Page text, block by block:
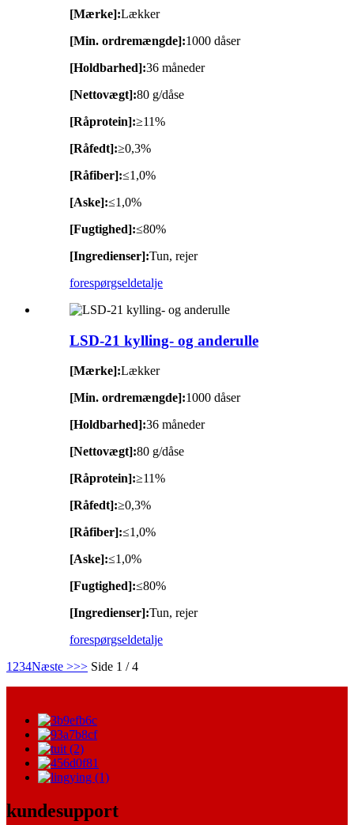
[Mærke]:Lækker
[Min. ordremængde]:1000 dåser
[Holdbarhed]:36 måneder
[Nettovægt]:80 g/dåse
[Råprotein]:≥11%
[Råfedt]:≥0,3%
[Råfiber]:≤1,0%
[Aske]:≤1,0%
[Fugtighed]:≤80%
[Ingredienser]:Tun, rejer
forespørgseldetalje
LSD-21 kylling- og anderulle
[Mærke]:Lækker
[Min. ordremængde]:1000 dåser
[Holdbarhed]:36 måneder
[Nettovægt]:80 g/dåse
[Råprotein]:≥11%
[Råfedt]:≥0,3%
[Råfiber]:≤1,0%
[Aske]:≤1,0%
[Fugtighed]:≤80%
[Ingredienser]:Tun, rejer
forespørgseldetalje
1 234Næste >>> Side 1 / 4
kundesupport